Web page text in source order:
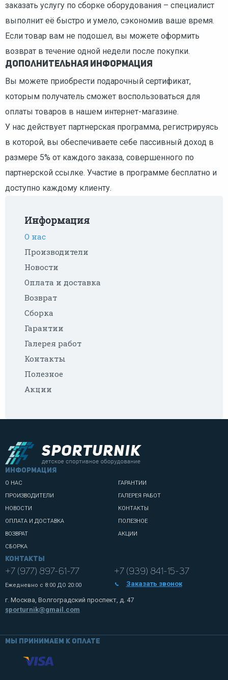
заказать услугу по сборке оборудования – специалист
выполнит её быстро и умело, сэкономив ваше время.
Если товар вам не подошел, вы можете оформить
возврат в течение одной недели после покупки.
Дополнительная информация
Вы можете приобрести подарочный сертификат,
которым получатель сможет воспользоваться для
оплаты товаров в нашем интернет-магазине.
У нас действует партнерская программа, регистрируясь
в которой, вы обеспечиваете себе пассивный доход в
размере 5% от каждого заказа, совершенного по
партнерской ссылке. Участие в программе бесплатно и
доступно каждому клиенту.
Информация
О нас
Производители
Новости
Оплата и доставка
Возврат
Сборка
Гарантии
Галерея работ
Контакты
Полезное
Акции
информация
О НАС
ПРОИЗВОДИТЕЛИ
НОВОСТИ
ОПЛАТА И ДОСТАВКА
ВОЗВРАТ
СБОРКА
ГАРАНТИИ
ГАЛЕРЕЯ РАБОТ
КОНТАКТЫ
ПОЛЕЗНОЕ
АКЦИИ
Контакты
+7 (977) 897-61-77
Ежедневно с 8:00 ДО 20:00
+7 (939) 841-15-37
Заказать звонок
г. Москва, Волгоградский проспект, д. 47
sporturnik@gmail.com
Мы принимаем к оплате